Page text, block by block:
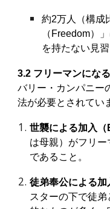
約2万人（構成
（Freedom）
を持たない見
3.2 フリーマンにな
バリー・カンパニー
法が必要とされてい
世襲による加入
は母親）がフリー
であること。
徒弟奉公による
スターの下で徒